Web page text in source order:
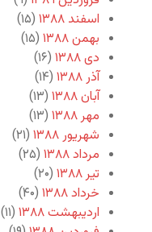
اسفند ۱۳۸۸
(۱۵)
بهمن ۱۳۸۸
(۱۵)
دی ۱۳۸۸
(۱۶)
آذر ۱۳۸۸
(۱۴)
آبان ۱۳۸۸
(۱۳)
مهر ۱۳۸۸
(۱۳)
شهریور ۱۳۸۸
(۲۱)
مرداد ۱۳۸۸
(۲۵)
تیر ۱۳۸۸
(۲۰)
خرداد ۱۳۸۸
(۴۰)
اردیبهشت ۱۳۸۸
(۱۱)